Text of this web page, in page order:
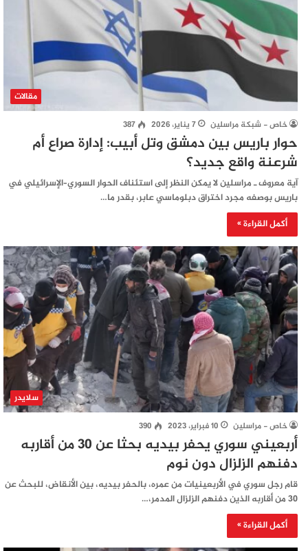
مقالات
خاص - شبكة مراسلين 7 يناير، 2026 387
حوار باريس بين دمشق وتل أبيب: إدارة صراع أم
شرعنة واقع جديد؟
آية معروف ـ مراسلين لا يمكن النظر إلى استئناف الحوار السوري–الإسرائيلي في
باريس بوصفه مجرد اختراق دبلوماسي عابر، بقدر ما…
أكمل القراءة »
سلايدر
خاص - مراسلين 10 فبراير، 2023 390
أربعيني سوري يحفر بيديه بحثا عن 30 من أقاربه
دفنهم الزلزال دون نوم
قام رجل سوري في الأربعينيات من عمره، بالحفر بيديه، بين الأنقاض، للبحث عن
30 من أقاربه الذين دفنهم الزلزال المدمر،…
أكمل القراءة »